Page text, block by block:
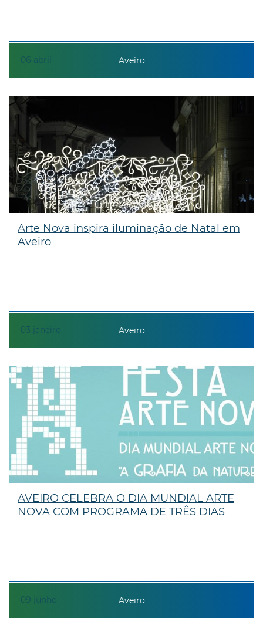
06 abril Aveiro
03 janeiro
Arte Nova inspira iluminação de Natal em
Aveiro
Aveiro
09 junho
AVEIRO CELEBRA O DIA MUNDIAL ARTE
NOVA COM PROGRAMA DE TRÊS DIAS
Aveiro